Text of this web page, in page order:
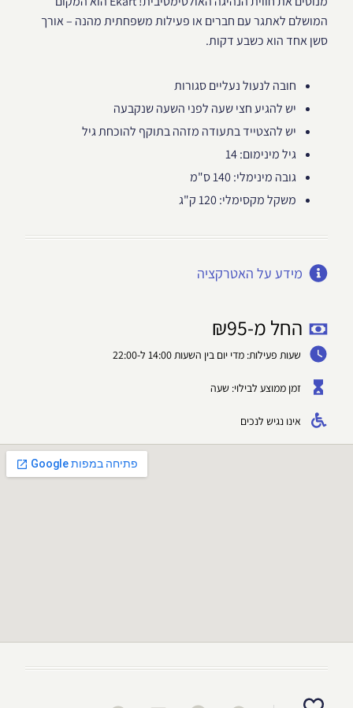
המושלם לאתגר עם חברים או פעילות משפחתית מהנה – אורך
סשן אחד הוא כשבע דקות.
חובה לנעול נעליים סגורות
יש להגיע חצי שעה לפני השעה שנקבעה
יש להצטייד בתעודה מזהה בתוקף להוכחת גיל
גיל מינימום: 14
גובה מינימלי: 140 ס"מ
משקל מקסימלי: 120 ק"ג
מידע על האטרקציה
החל מ- ₪95
שעות פעילות: מדי יום בין השעות 14:00 ל-22:00
זמן ממוצע לבילוי: שעה
אינו נגיש לנכים